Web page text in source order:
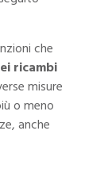
che
ricambi
misure
o meno
anche